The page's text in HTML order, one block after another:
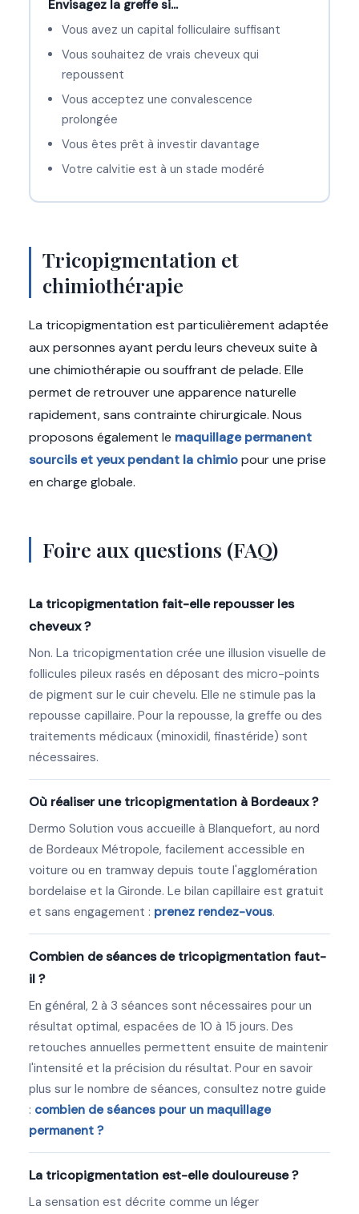
Envisagez la greffe si…
Vous avez un capital folliculaire suffisant
Vous souhaitez de vrais cheveux qui
repoussent
Vous acceptez une convalescence
prolongée
Vous êtes prêt à investir davantage
Votre calvitie est à un stade modéré
Tricopigmentation et
chimiothérapie
La tricopigmentation est particulièrement adaptée
aux personnes ayant perdu leurs cheveux suite à
une chimiothérapie ou souffrant de pelade. Elle
permet de retrouver une apparence naturelle
rapidement, sans contrainte chirurgicale. Nous
proposons également le maquillage permanent
sourcils et yeux pendant la chimiopour une prise
en charge globale.
Foire aux questions (FAQ)
La tricopigmentation fait-elle repousser les
cheveux ?
Non. La tricopigmentation crée une illusion visuelle de
follicules pileux rasés en déposant des micro-points
de pigment sur le cuir chevelu. Elle ne stimule pas la
repousse capillaire. Pour la repousse, la greffe ou des
traitements médicaux (minoxidil, finastéride) sont
nécessaires.
Où réaliser une tricopigmentation à Bordeaux ?
Dermo Solution vous accueille à Blanquefort, au nord
de Bordeaux Métropole, facilement accessible en
voiture ou en tramway depuis toute l'agglomération
bordelaise et la Gironde. Le bilan capillaire est gratuit
et sans engagement : prenez rendez-vous.
Combien de séances de tricopigmentation faut-
il ?
En général, 2 à 3 séances sont nécessaires pour un
résultat optimal, espacées de 10 à 15 jours. Des
retouches annuelles permettent ensuite de maintenir
l'intensité et la précision du résultat. Pour en savoir
plus sur le nombre de séances, consultez notre guide
: combien de séances pour un maquillage
permanent ?
La tricopigmentation est-elle douloureuse ?
La sensation est décrite comme un léger